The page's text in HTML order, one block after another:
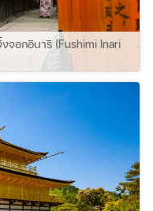
จอกอินาริ (Fushimi Inari